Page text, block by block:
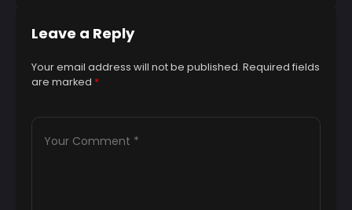
Leave a Reply
Your email address will not be published. Required fields
are marked *